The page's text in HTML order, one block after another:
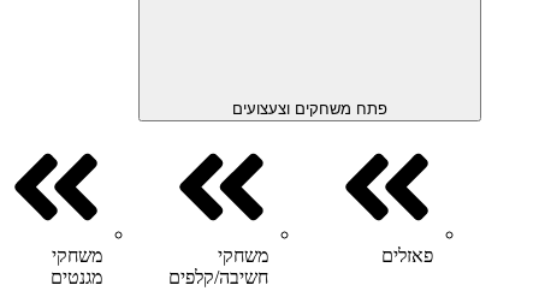
פתח משחקים וצעצועים
פאזלים
משחקי
חשיבה/קלפים
משחקי
מגנטים